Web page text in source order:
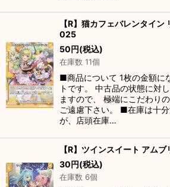
【R】猫カフェバレンタイ
025
50円(税込)
在庫数 11個
■商品について 1枚の金額に
トです。 中古品の状態に対
ますので、 極端にこだわり
ご遠慮下さい。 ■在庫は十
が、店頭在庫…
【R】ツインスイート ア
30円(税込)
在庫数 6個